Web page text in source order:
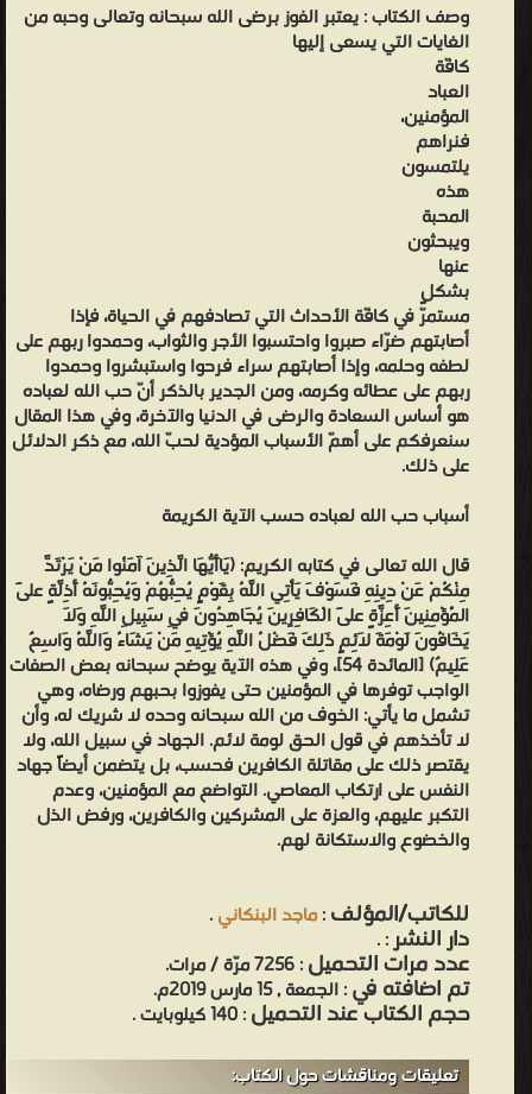
وصف الكتاب :يعتبر الفوز برضى الله سبحانه وتعالى وحبه من
الغايات التي يسعى إليها
كافّة
العباد
المؤمنين،
فنراهم
يلتمسون
هذه
المحبة
ويبحثون
عنها
بشكلٍ
مستمرّ في كافّة الأحداث التي تصادفهم في الحياة، فإذا
أصابتهم ضرّاء صبروا واحتسبوا الأجر والثواب، وحمدوا ربهم على
لطفه وحلمه، وإذا أصابتهم سراء فرحوا واستبشروا وحمدوا
ربهم على عطائه وكرمه، ومن الجدير بالذكر أنّ حب الله لعباده
هو أساس السعادة والرضى في الدنيا والآخرة، وفي هذا المقال
سنعرفكم على أهمّ الأسباب المؤدية لحبّ الله، مع ذكر الدلائل
على ذلك.
أسباب حب الله لعباده حسب الآية الكريمة
قال الله تعالى في كتابه الكريم: (يَاأَيُّهَا الَّذِينَ آمَنُوا مَنْ يَرْتَدَّ
مِنْكُمْ عَنْ دِينِهِ فَسَوْفَ يَأْتِي اللَّهُ بِقَوْمٍ يُحِبُّهُمْ وَيُحِبُّونَهُ أَذِلَّةٍ عَلَى
الْمُؤْمِنِينَ أَعِزَّةٍ عَلَى الْكَافِرِينَ يُجَاهِدُونَ فِي سَبِيلِ اللَّهِ وَلَا
يَخَافُونَ لَوْمَةَ لَائِمٍ ذَلِكَ فَضْلُ اللَّهِ يُؤْتِيهِ مَنْ يَشَاءُ وَاللَّهُ وَاسِعٌ
عَلِيمٌ) [المائدة 54]، وفي هذه الآية يوضح سبحانه بعض الصفات
الواجب توفرها في المؤمنين حتى يفوزوا بحبهم ورضاه، وهي
تشمل ما يأتي: الخوف من الله سبحانه وحده لا شريك له، وأن
لا تأخذهم في قول الحق لومة لائم. الجهاد في سبيل الله، ولا
يقتصر ذلك على مقاتلة الكافرين فحسب، بل يتضمن أيضاً جهاد
النفس على ارتكاب المعاصي. التواضع مع المؤمنين، وعدم
التكبر عليهم، والعزة على المشركين والكافرين، ورفض الذل
والخضوع والاستكانة لهم.
للكاتب/المؤلف:ماجد البنكاني.
دار النشر:
.
عدد مرات التحميل: 7256 مرّة / مرات.
تم اضافته في: الجمعة , 15 مارس 2019م.
حجم الكتاب عند التحميل: 140 كيلوبايت .
تعليقات ومناقشات حول الكتاب: